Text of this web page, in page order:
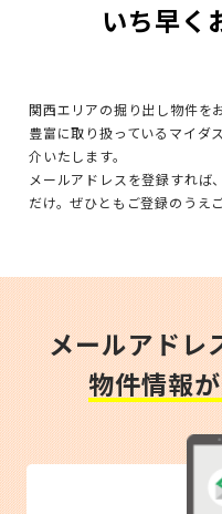
いち早く
関西エリアの掘り出し物件を
豊富に取り扱っているマイダ
介いたします。
メールアドレスを登録すれば
だけ。ぜひともご登録のうえ
メールアドレ
物件情報